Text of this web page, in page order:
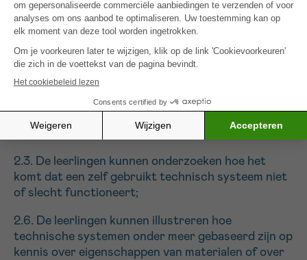
weten over het functioneren van het eigen lichaam:
ziekteverschijnselen en handicaps niet altijd
1.19. De leerlingen beseffen dat het nemen van
vermindert;
2.3. De leerlingen kunnen onderzoeken hoe het
komt dat een zelf gebruikt technisch systeem niet
of slecht functioneert;
2.6. De leerlingen kunnen illustreren hoe
technische systemen onder meer gebaseerd zijn op
kennis over eigenschappen van materialen of over